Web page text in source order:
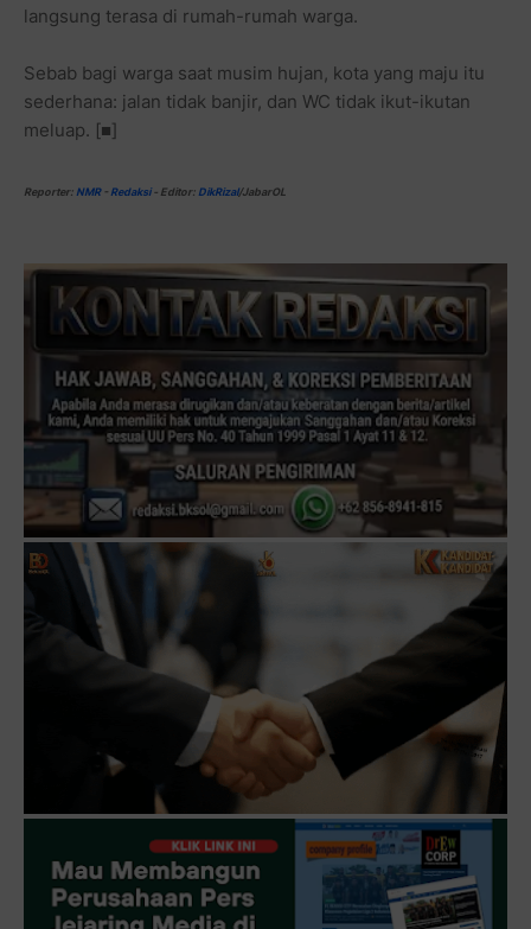
langsung terasa di rumah-rumah warga.
Sebab bagi warga saat musim hujan, kota yang maju itu
sederhana: jalan tidak banjir, dan WC tidak ikut-ikutan
meluap. [■]
Reporter: NMR - Redaksi- Editor: DikRizal/JabarOL